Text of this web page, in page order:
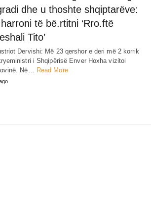
dhe u thoshte shqiptarëve:
të bë.rtitni ‘Rro.ftë
Tito’
Dervishi: Më 23 qershor e deri më 2 korrik
i Shqipërisë Enver Hoxha vizίtoi
Në… Read More